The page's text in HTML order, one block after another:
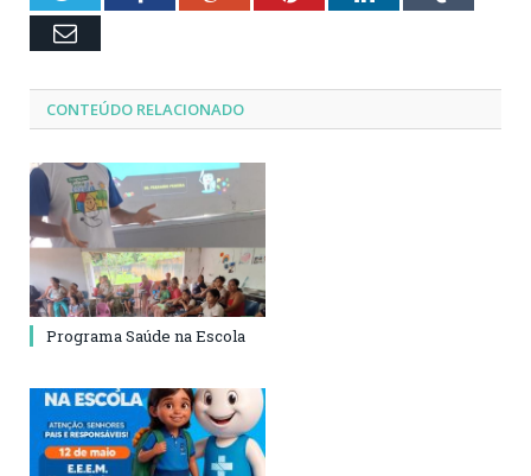
Email
CONTEÚDO RELACIONADO
Programa Saúde na Escola